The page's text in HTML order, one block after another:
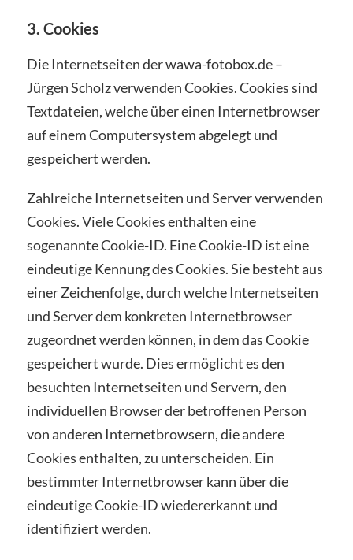
3. Cookies
Die Internetseiten der wawa-fotobox.de –
Jürgen Scholz verwenden Cookies. Cookies sind
Textdateien, welche über einen Internetbrowser
auf einem Computersystem abgelegt und
gespeichert werden.
Zahlreiche Internetseiten und Server verwenden
Cookies. Viele Cookies enthalten eine
sogenannte Cookie-ID. Eine Cookie-ID ist eine
eindeutige Kennung des Cookies. Sie besteht aus
einer Zeichenfolge, durch welche Internetseiten
und Server dem konkreten Internetbrowser
zugeordnet werden können, in dem das Cookie
gespeichert wurde. Dies ermöglicht es den
besuchten Internetseiten und Servern, den
individuellen Browser der betroffenen Person
von anderen Internetbrowsern, die andere
Cookies enthalten, zu unterscheiden. Ein
bestimmter Internetbrowser kann über die
eindeutige Cookie-ID wiedererkannt und
identifiziert werden.